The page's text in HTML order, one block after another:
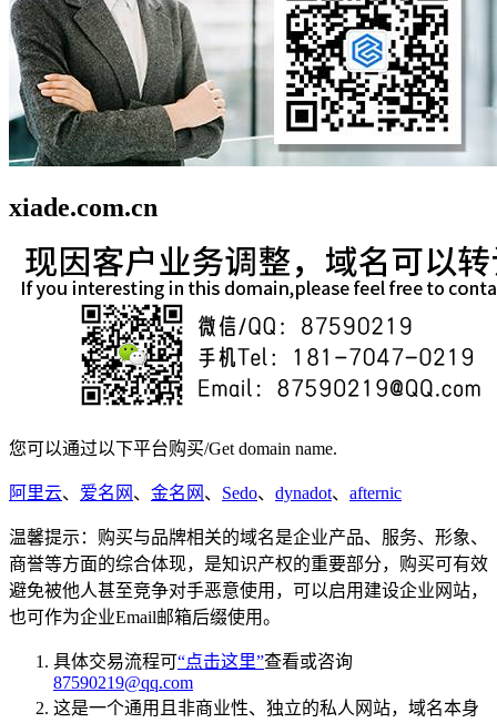
xiade.com.cn
您可以通过以下平台购买/Get domain name.
阿里云、 爱名网 、 金名网 、 Sedo、 dynadot、 afternic
温馨提示：购买与品牌相关的域名是企业产品、服务、形象、
商誉等方面的综合体现，是知识产权的重要部分，购买可有效
避免被他人甚至竞争对手恶意使用，可以启用建设企业网站，
也可作为企业Email邮箱后缀使用。
具体交易流程可“点击这里”查看或咨询
87590219@qq.com
这是一个通用且非商业性、独立的私人网站，域名本身